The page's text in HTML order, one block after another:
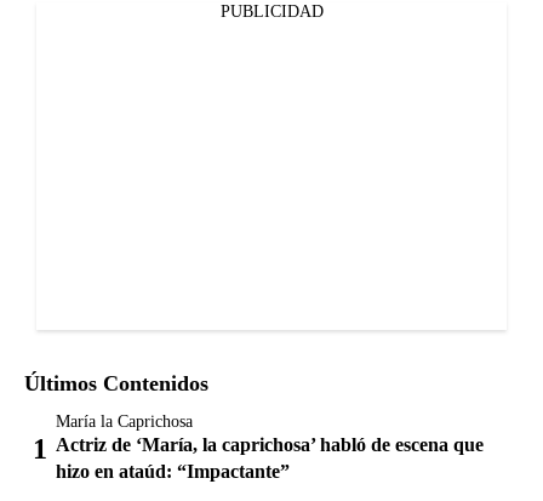
PUBLICIDAD
Últimos Contenidos
María la Caprichosa
Actriz de ‘María, la caprichosa’ habló de escena que
hizo en ataúd: “Impactante”